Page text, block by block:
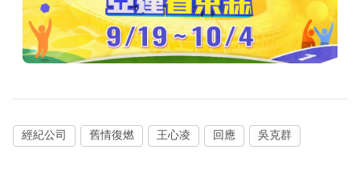
經紀公司 舊情復燃 王心凌 回應 吳克群